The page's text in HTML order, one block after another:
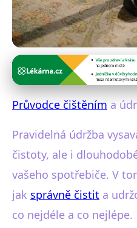
Údržba a čištění domácích
Jak správně
· 4 min čtení · Autor:
Průvodce čištěním a
Pravidelná údržba
čistoty, ale i
vašeho spotřebiče. V
jak správně čistit a
co nejdéle a co nejlépe.